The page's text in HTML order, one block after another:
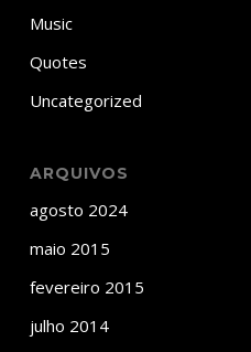
Music
Quotes
Uncategorized
ARQUIVOS
agosto 2024
maio 2015
fevereiro 2015
julho 2014